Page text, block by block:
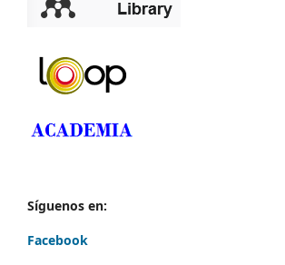
Síguenos en:
Facebook